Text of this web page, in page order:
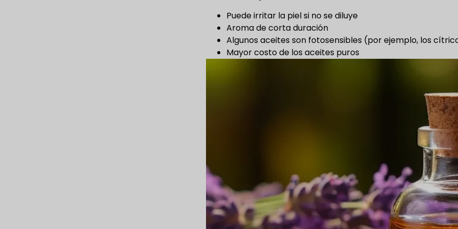
Puede irritar la piel si no se diluye
Aroma de corta duración
Algunos aceites son fotosensibles (por ejemplo, los
Mayor costo de los aceites puros